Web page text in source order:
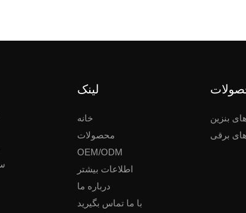
لینک
خانه
محصولات
OEM/ODM
اطلاعات بیشتر
درباره ما
با ما تماس بگیرید
بنزین
برقی